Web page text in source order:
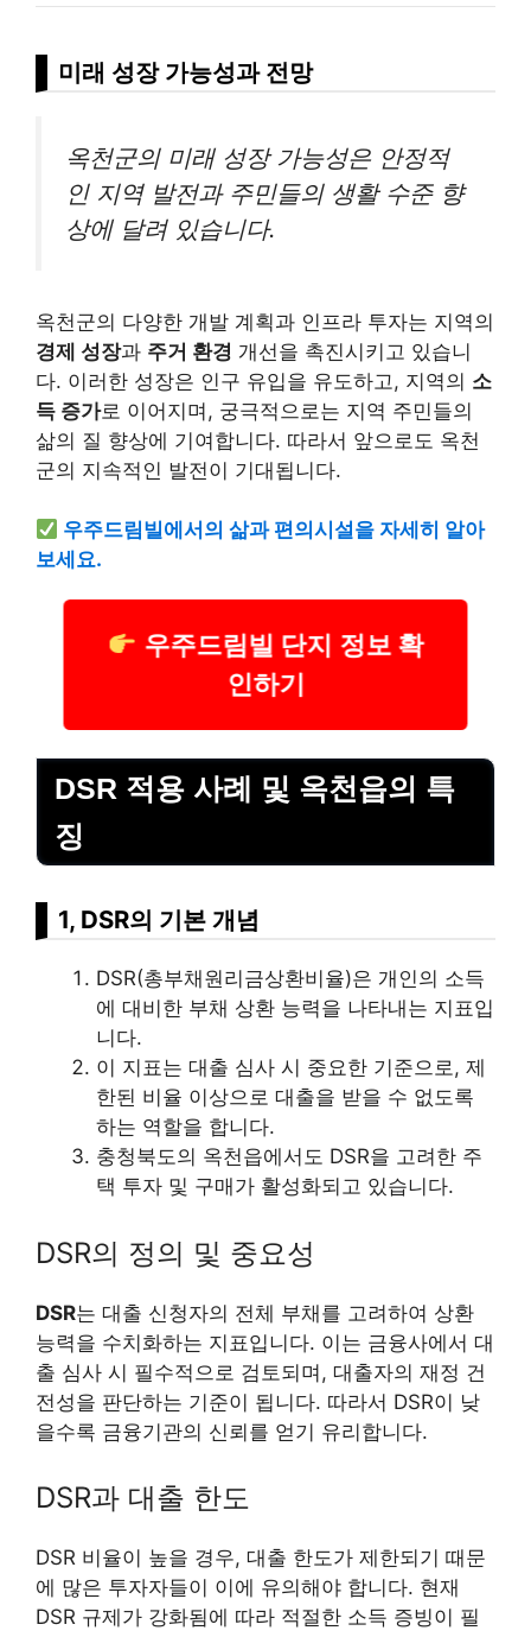
미래 성장 가능성과 전망
옥천군의 미래 성장 가능성은 안정적
인 지역 발전과 주민들의 생활 수준 향
상에 달려 있습니다.
옥천군의 다양한 개발 계획과 인프라 투자는 지역의
경제 성장과 주거 환경 개선을 촉진시키고 있습니
다. 이러한 성장은 인구 유입을 유도하고, 지역의 소
득 증가로 이어지며, 궁극적으로는 지역 주민들의
삶의 질 향상에 기여합니다. 따라서 앞으로도 옥천
군의 지속적인 발전이 기대됩니다.
우주드림빌에서의 삶과 편의시설을 자세히 알아
보세요.
우주드림빌 단지 정보 확
인하기
DSR 적용 사례 및 옥천읍의 특
징
1, DSR의 기본 개념
DSR(총부채원리금상환비율)은 개인의 소득
에 대비한 부채 상환 능력을 나타내는 지표입
니다.
이 지표는 대출 심사 시 중요한 기준으로, 제
한된 비율 이상으로 대출을 받을 수 없도록
하는 역할을 합니다.
충청북도의 옥천읍에서도 DSR을 고려한 주
택 투자 및 구매가 활성화되고 있습니다.
DSR의 정의 및 중요성
DSR는 대출 신청자의 전체 부채를 고려하여 상환
능력을 수치화하는 지표입니다. 이는 금융사에서 대
출 심사 시 필수적으로 검토되며, 대출자의 재정 건
전성을 판단하는 기준이 됩니다. 따라서 DSR이 낮
을수록 금융기관의 신뢰를 얻기 유리합니다.
DSR과 대출 한도
DSR 비율이 높을 경우, 대출 한도가 제한되기 때문
에 많은 투자자들이 이에 유의해야 합니다. 현재
DSR 규제가 강화됨에 따라 적절한 소득 증빙이 필